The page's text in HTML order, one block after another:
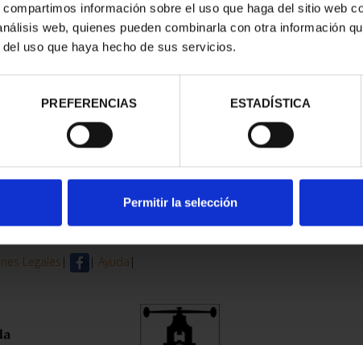
información sobre el uso que haga del sitio web
web, quienes pueden combinarla con otra información
uso que haya hecho de sus servicios.
PREFERENCIAS ESTADÍSTICA
Permitir la selección
Legales | | Ayuda |